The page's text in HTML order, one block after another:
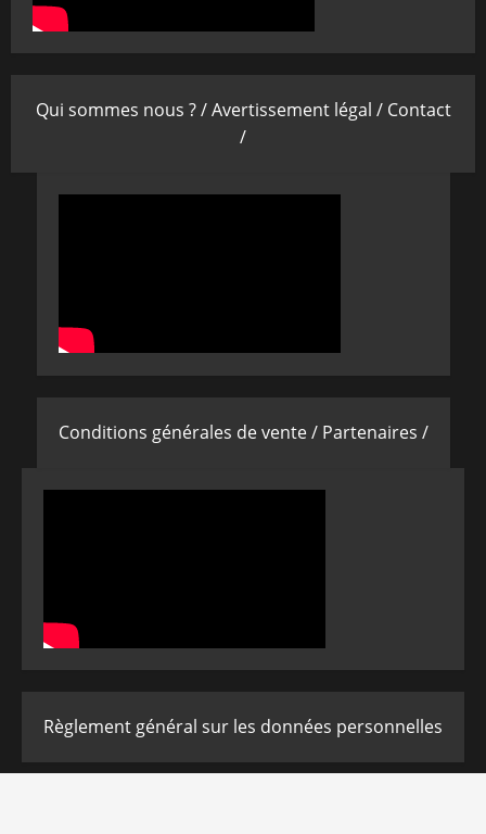
Qui sommes nous ? /Avertissement légal / Contact
/
Conditions générales de vente / Partenaires /
Règlement général sur les données personnelles